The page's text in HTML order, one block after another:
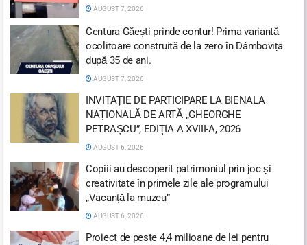
AUGUST 7, 2026
Centura Găești prinde contur! Prima variantă
ocolitoare construită de la zero în Dâmbovița
după 35 de ani.
AUGUST 7, 2026
INVITAȚIE DE PARTICIPARE LA BIENALA
NAȚIONALĂ DE ARTĂ „GHEORGHE
PETRAȘCU”, EDIŢIA A XVIII-A, 2026
AUGUST 6, 2026
Copiii au descoperit patrimoniul prin joc și
creativitate în primele zile ale programului
„Vacanță la muzeu”
AUGUST 6, 2026
Proiect de peste 4,4 milioane de lei pentru